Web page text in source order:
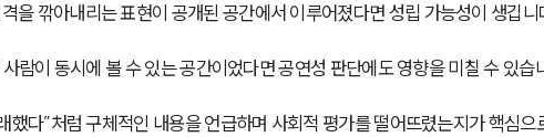
을 깎아내리는 표현이 공개된 공간에서 이루어졌다면 성립 가능성이 생깁니
람이 동시에 볼 수 있는 공간이었다면 공연성 판단에도 영향을 미칠 수 있습
했다”처럼 구체적인 내용을 언급하며 사회적 평가를 떨어뜨렸는지가 핵심으